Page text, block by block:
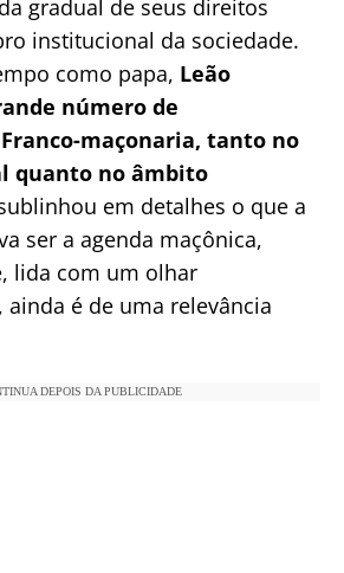
gradual de seus direitos
institucional da sociedade.
como papa, Leão
número de
maçonaria, tanto no
quanto no âmbito
em detalhes o que a
ser a agenda maçônica,
lida com um olhar
é de uma relevância
DEPOIS DA PUBLICIDADE